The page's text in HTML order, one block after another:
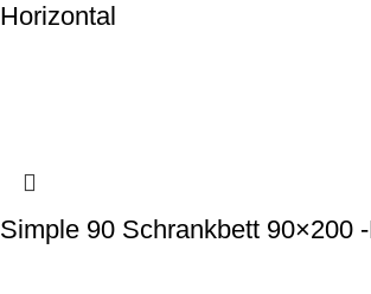
Horizontal
Simple 90 Schrankbett 90×200